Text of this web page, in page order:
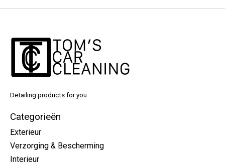
Detailing products for you
Categorieën
Exterieur
Verzorging & Bescherming
Interieur